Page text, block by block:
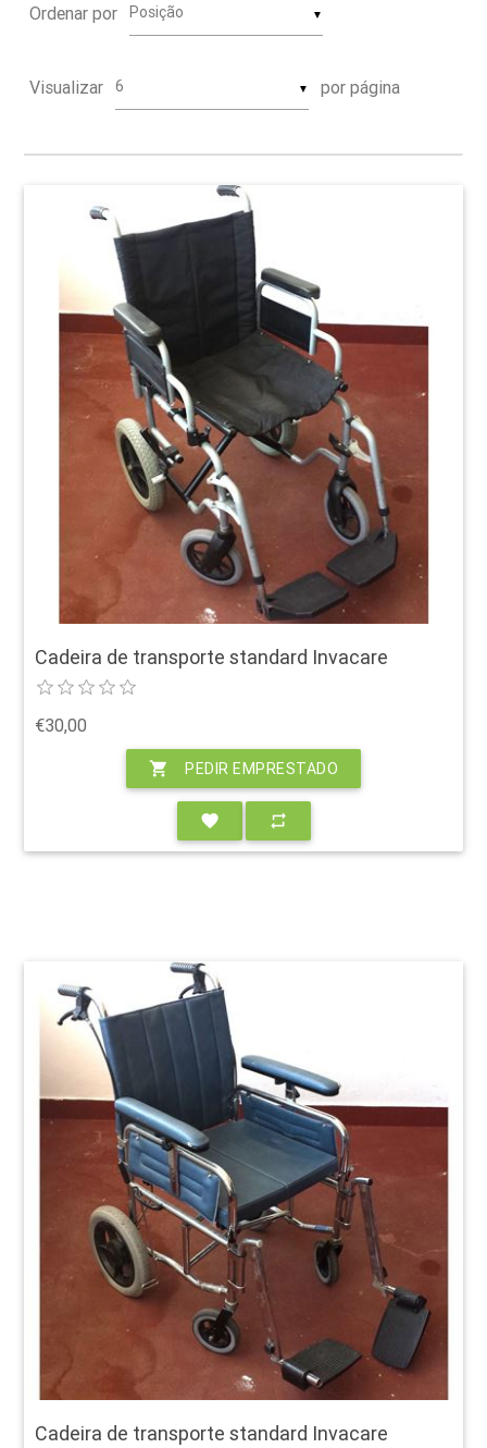
Ordenar por ▼
Visualizar ▼ por página
Cadeira de transporte standard Invacare
€30,00
shopping_cart PEDIR EMPRESTADO
favorite repeat
Cadeira de transporte standard Invacare